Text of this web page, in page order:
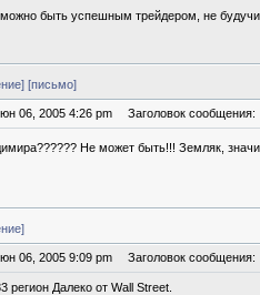
можно быть успешным трейдером, не
[письмо]
06, 2005 4:26 pm Заголовок сообщения:
Не может быть!!! Земляк,
06, 2005 9:09 pm Заголовок сообщения:
регион Далеко от Wall Street.